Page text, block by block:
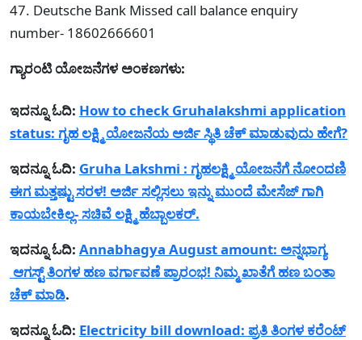
47. Deutsche Bank Missed call balance enquiry
number- 18602666601
ಗ್ಯಾರಂಟಿ ಯೋಜನೆಗಳ ಅಂಕಣಗಳು:
ಇದನ್ನೂ ಓದಿ: How to check Gruhalakshmi application
status: ಗೃಹ ಲಕ್ಷ್ಮಿ ಯೋಜನೆಯ ಅರ್ಜಿ ಸ್ಥಿತಿ ಚೆಕ್ ಮಾಡುವುದು ಹೇಗೆ?
ಇದನ್ನೂ ಓದಿ: Gruha Lakshmi : ಗೃಹಲಕ್ಷ್ಮಿ ಯೋಜನೆಗೆ ನೋಂದಣಿ
ಈಗ ಮತ್ತಷ್ಟು ಸರಳ! ಅರ್ಜಿ ಸಲ್ಲಿಸಲು ಇನ್ನು ಮುಂದೆ ಮೇಸೆಜ್ ಗಾಗಿ
ಕಾಯಬೇಕಿಲ್ಲ- ಸಚಿವೆ ಲಕ್ಷ್ಮಿ ಹೆಬ್ಬಾಲಕರ್.
ಇದನ್ನೂ ಓದಿ: Annabhagya August amount: ಅನ್ನಭಾಗ್ಯ
ಆಗಸ್ಟ್ ತಿಂಗಳ ಹಣ ವರ್ಗಾವಣೆ ಪ್ರಾರಂಭ! ನಿಮ್ಮ ಖಾತೆಗೆ ಹಣ ಬಂತಾ
ಚೆಕ್ ಮಾಡಿ.
ಇದನ್ನೂ ಓದಿ: Electricity bill download: ಪ್ರತಿ ತಿಂಗಳ ಕರೆಂಟ್